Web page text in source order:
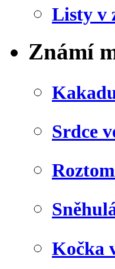
Listy v
Známí
Srdce
Kočka